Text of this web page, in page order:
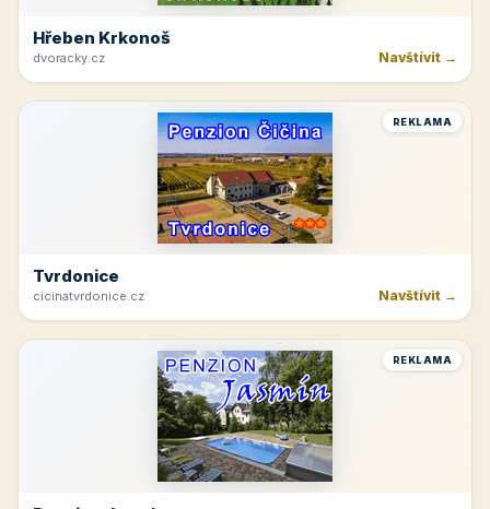
Hřeben Krkonoš
dvoracky.cz Navštívit →
REKLAMA
Tvrdonice
cicinatvrdonice.cz Navštívit →
REKLAMA